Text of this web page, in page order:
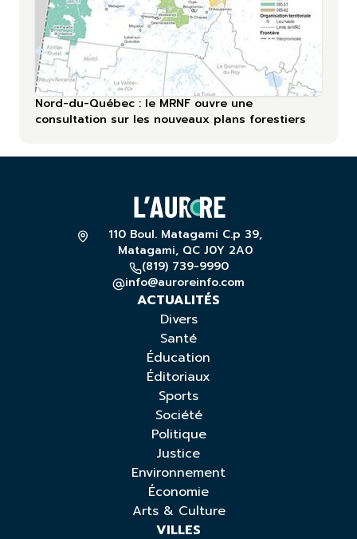
Nord-du-Québec : le MRNF ouvre une
consultation sur les nouveaux plans forestiers
110 Boul. Matagami C.p 39,
Matagami, QC J0Y 2A0
(819) 739-9990
info@auroreinfo.com
ACTUALITÉS
Divers
Santé
Éducation
Éditoriaux
Sports
Société
Politique
Justice
Environnement
Économie
Arts & Culture
VILLES